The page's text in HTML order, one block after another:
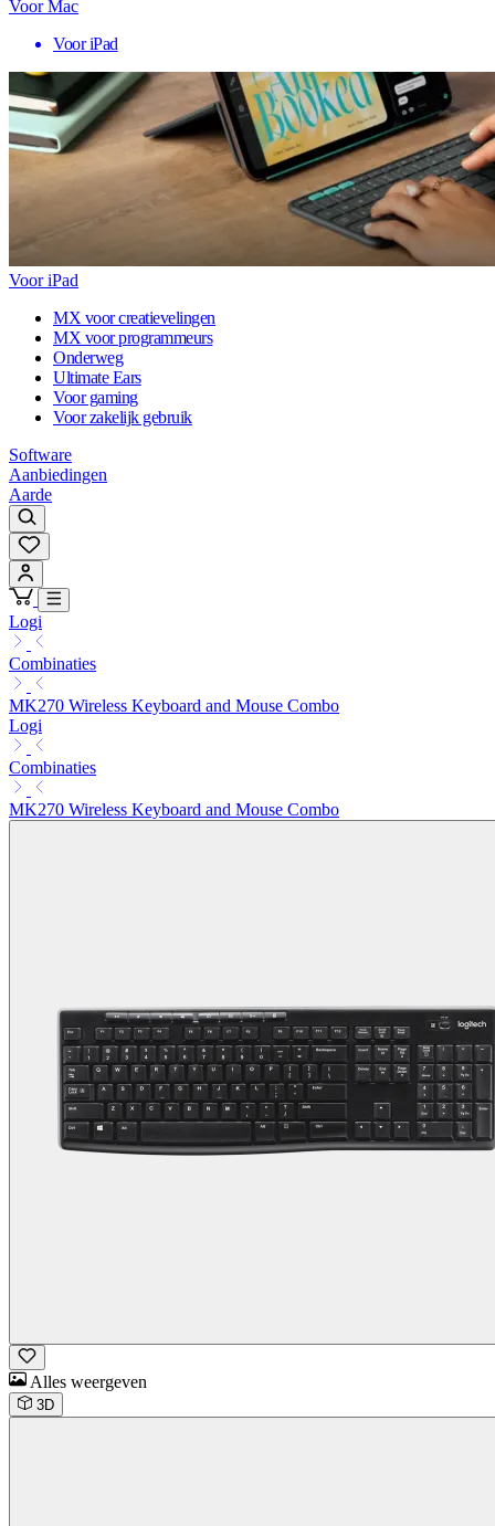
Voor Mac
Voor iPad
Voor iPad
MX voor creatievelingen
MX voor programmeurs
Onderweg
Ultimate Ears
Voor gaming
Voor zakelijk gebruik
Software
Aanbiedingen
Aarde
Logi
Combinaties
MK270 Wireless Keyboard and Mouse Combo
Logi
Combinaties
MK270 Wireless Keyboard and Mouse Combo
Alles weergeven
3D